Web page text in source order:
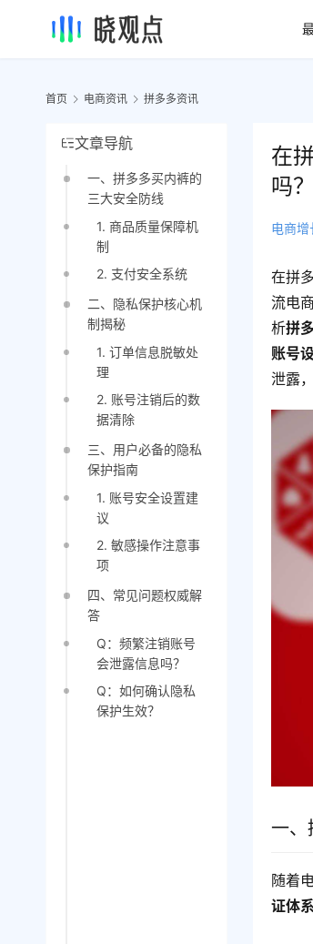
首页 电商资讯 拼多多资讯
文章导航
一、拼多多买内裤的
三大安全防线
1. 商品质量保障机
制
2. 支付安全系统
二、隐私保护核心机
制揭秘
1. 订单信息脱敏处
理
2. 账号注销后的数
据清除
三、用户必备的隐私
保护指南
1. 账号安全设置建
议
2. 敏感操作注意事
项
四、常见问题权威解
答
Q：频繁注销账号
会泄露信息吗？
Q：如何确认隐私
保护生效？
在
吗
电商
在拼
流电
析拼
账号
泄露
一、
随着
证体